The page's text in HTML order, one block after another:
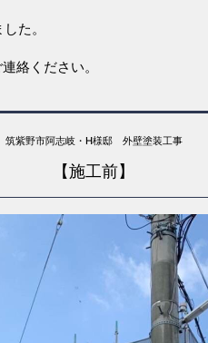
た。
絡ください。
筑紫野市阿志岐・H様邸 外壁塗装工事
【施工前】